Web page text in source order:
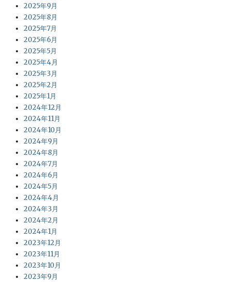
2025年9月
2025年8月
2025年7月
2025年6月
2025年5月
2025年4月
2025年3月
2025年2月
2025年1月
2024年12月
2024年11月
2024年10月
2024年9月
2024年8月
2024年7月
2024年6月
2024年5月
2024年4月
2024年3月
2024年2月
2024年1月
2023年12月
2023年11月
2023年10月
2023年9月